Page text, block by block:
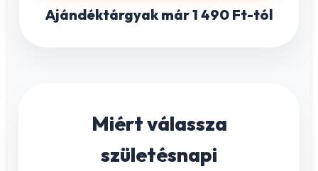
Ajándéktárgyak már 1 490 Ft-tól
Miért válassza
születésnapi